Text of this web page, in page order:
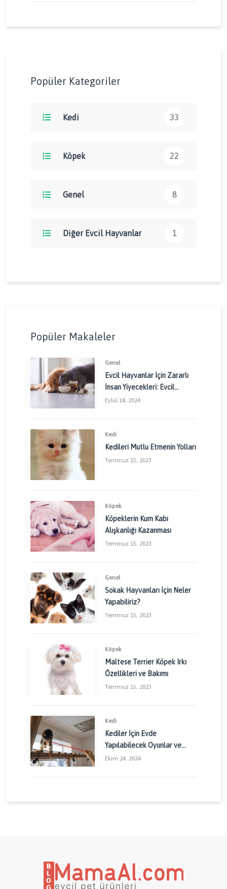
Popüler Kategoriler
Kedi 33
Köpek 22
Genel 8
Diğer Evcil Hayvanlar 1
Popüler Makaleler
Genel
Evcil Hayvanlar İçin Zararlı
İnsan Yiyecekleri: Evcil
Dostlarınızı Korumak İçin
Eylül 18, 2024
Kedi
Kedileri Mutlu Etmenin Yolları
Temmuz 15, 2023
Köpek
Köpeklerin Kum Kabı
Alışkanlığı Kazanması
Temmuz 15, 2023
Genel
Sokak Hayvanları İçin Neler
Yapabiliriz?
Temmuz 15, 2023
Köpek
Maltese Terrier Köpek Irkı
Özellikleri ve Bakımı
Temmuz 15, 2023
Kedi
Kediler İçin Evde
Yapılabilecek Oyunlar ve
Aktiviteler: Kedinizin
Ekim 24, 2024